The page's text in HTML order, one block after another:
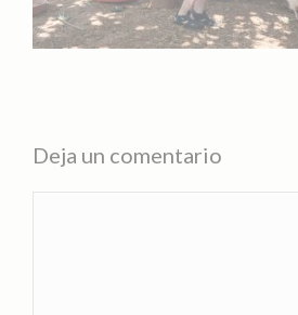
Deja un comentario